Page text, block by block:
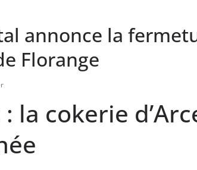
annonce la
Florange
la cokerie